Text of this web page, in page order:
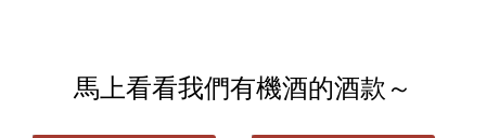
馬上看看我們有機酒的酒款～